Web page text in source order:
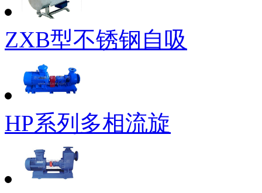
ZXB型不锈钢自吸
HP系列多相流旋